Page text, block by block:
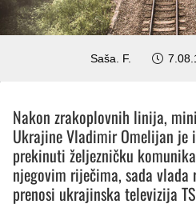
Saša. F.
Nakon zrakoplovnih linija,
Ukrajine Vladimir Omelijan je
prekinuti željezničku
njegovim riječima, sada vlada
prenosi ukrajinska televizija